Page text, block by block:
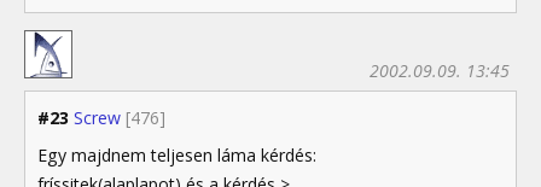
#23 Screw [476]
2002.09.09. 13:45
Egy majdnem teljesen láma kérdés: